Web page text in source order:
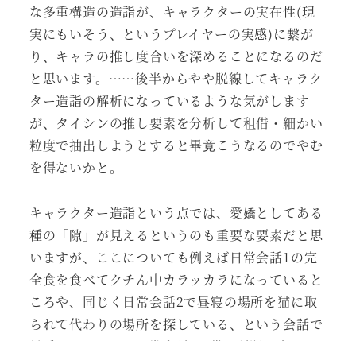
な多重構造の造詣が、キャラクターの実在性(現
実にもいそう、というプレイヤーの実感)に繋が
り、キャラの推し度合いを深めることになるのだ
と思います。……後半からやや脱線してキャラク
ター造詣の解析になっているような気がします
が、タイシンの推し要素を分析して租借・細かい
粒度で抽出しようとすると畢竟こうなるのでやむ
を得ないかと。
キャラクター造詣という点では、愛嬌としてある
種の「隙」が見えるというのも重要な要素だと思
いますが、ここについても例えば日常会話1の完
全食を食べてクチん中カラッカラになっていると
ころや、同じく日常会話2で昼寝の場所を猫に取
られて代わりの場所を探している、という会話で